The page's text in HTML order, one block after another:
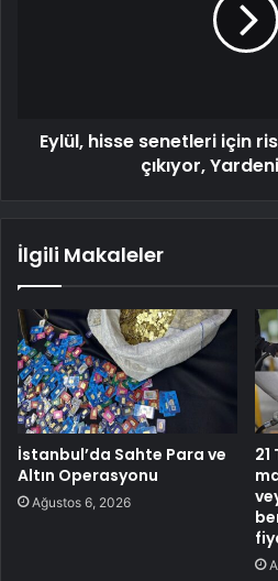
Eylül, hisse senetleri için
çıkıyor,
İlgili Makaleler
İstanbul’da Sahte Para ve
Altın Operasyonu
Ağustos 6, 2026